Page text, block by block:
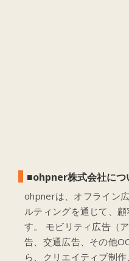
■ohpner株式会社につ
ohpnerは、オフライン
ルティングを通じて、
す。 モビリティ広告（
告、交通広告、その他
ら、クリエイティブ制作